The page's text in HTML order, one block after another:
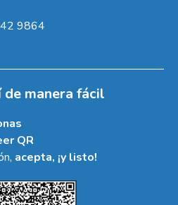
9864
de manera fácil
QR
acepta, ¡y listo!